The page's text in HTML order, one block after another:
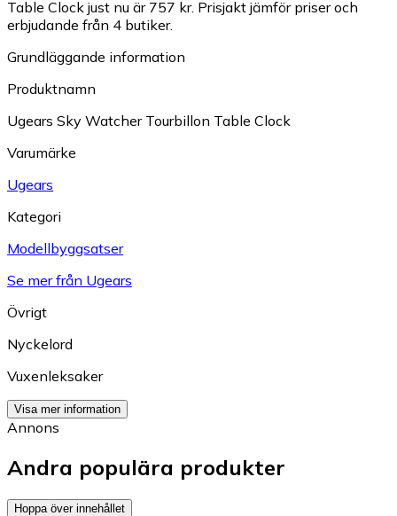
Table Clock just nu är 757 kr. Prisjakt jämför priser och
erbjudande från 4 butiker.
Grundläggande information
Produktnamn
Ugears Sky Watcher Tourbillon Table Clock
Varumärke
Ugears
Kategori
Modellbyggsatser
Se mer från Ugears
Övrigt
Nyckelord
Vuxenleksaker
Visa mer information
Annons
Andra populära produkter
Hoppa över innehållet